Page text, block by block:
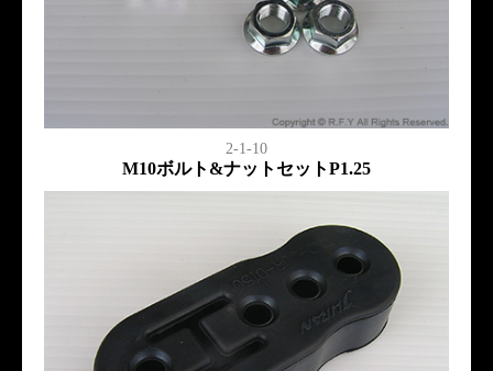
2-1-10
M10ボルト&ナットセットP1.25